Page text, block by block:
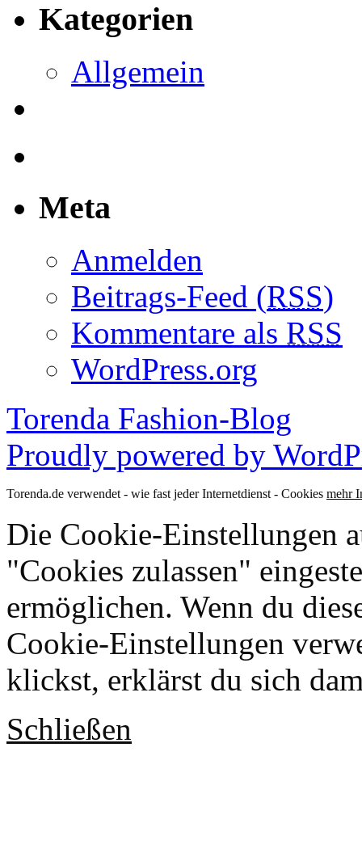
Kategorien
Allgemein
Meta
Anmelden
Beitrags-Feed (RSS)
Kommentare als RSS
WordPress.org
Torenda Fashion-Blog
Proudly powered by
Torenda.de verwendet - wie fast jeder Internetdienst - Cookies mehr
Die Cookie-Einstellungen
"Cookies zulassen"
ermöglichen. Wenn du
Cookie-Einstellungen
klickst, erklärst du sich
Schließen